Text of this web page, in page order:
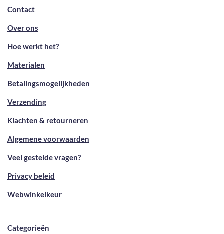
Contact
Over ons
Hoe werkt het?
Materialen
Betalingsmogelijkheden
Verzending
Klachten & retourneren
Algemene voorwaarden
Veel gestelde vragen?
Privacy beleid
Webwinkelkeur
Categorieën